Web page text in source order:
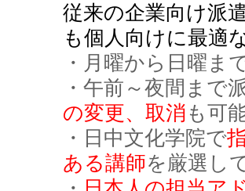
従来の企業向け派
も個人向けに最適
・月曜から日曜まで
・午前～夜間まで
の変更、取消 も可
・日中文化学院で
ある講師を厳選し